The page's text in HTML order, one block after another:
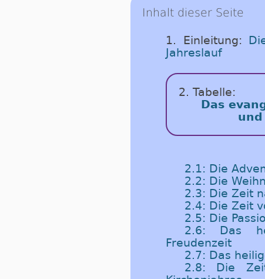
Inhalt dieser Seite
1. Einleitung:
Jahreslauf
2. Tabelle:
Das
und
2.1: Die
2.2: Die
2.3: Die Zeit
2.4: Die Zeit
2.5: Die
2.6: Das
Freudenzeit
2.7: Das
2.8: Die